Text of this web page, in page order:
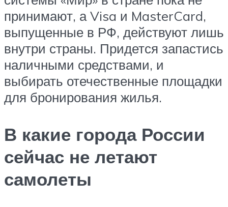
принимают, а Visa и MasterCard,
выпущенные в РФ, действуют лишь
внутри страны. Придется запастись
наличными средствами, и
выбирать отечественные площадки
для бронирования жилья.
В какие города России
сейчас не летают
самолеты